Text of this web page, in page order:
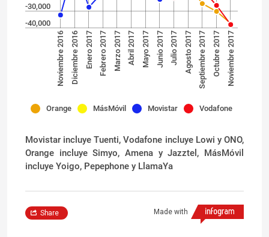
-40,000
-30,000
Noviembre 2016Diciembre 2016 Enero 2017 Febrero 2017 Marzo 2017 Abril 2017 Mayo 2017Junio 2017 Julio 2017 Agosto 2017Septiembre 2017Octubre 2017Noviembre 2017
Orange MásMóvil Movistar Vodafone
Movistar incluye Tuenti, Vodafone incluye Lowi y ONO,
Orange incluye Simyo, Amena y Jazztel, MásMóvil
incluye Yoigo, Pepephone y LlamaYa
Made with
Share